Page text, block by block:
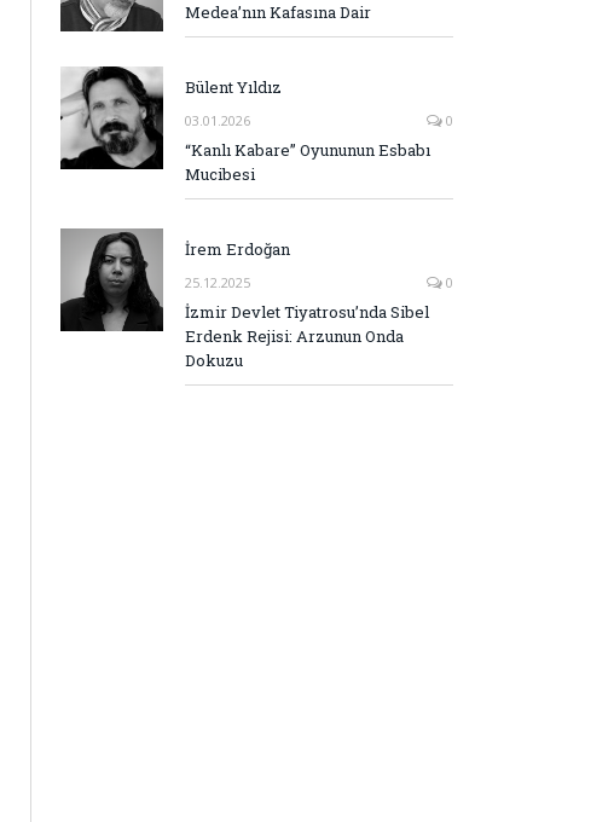
Medea’nın Kafasına Dair
Bülent Yıldız
03.01.2026 0
“Kanlı Kabare” Oyununun Esbabı
Mucibesi
İrem Erdoğan
25.12.2025 0
İzmir Devlet Tiyatrosu’nda Sibel
Erdenk Rejisi: Arzunun Onda
Dokuzu